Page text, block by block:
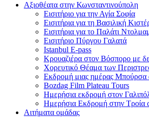
Αξιοθέατα στην Κωνσταντινούπολη
Εισιτήριο για την Αγία Σοφία
Εισιτήρια για τη Βασιλική
Εισιτήρια για το Παλάτι
Εισιτήριο Πύργου Γαλατά
Istanbul E-pass
Κρουαζιέρα στον Βόσπορο με
Χορευτικό Θέαμα των
Εκδρομή μιας ημέρας Μπούρσα
Bozdag Film Plateau Tours
Ημερήσια εκδρομή στον
Ημερήσια Εκδρομή στην Τροία
Αιτήματα ομάδας